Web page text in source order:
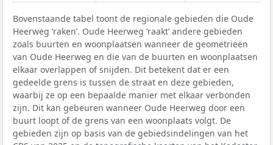
Bovenstaande tabel toont de regionale gebieden die Oude
Heerweg ‘raken’. Oude Heerweg ‘raakt’ andere gebieden
zoals buurten en woonplaatsen wanneer de geometrieën
van Oude Heerweg en die van de buurten en woonplaatsen
elkaar overlappen of snijden. Dit betekent dat er een
gedeelde grens is tussen de straat en deze gebieden,
waarbij ze op een bepaalde manier met elkaar verbonden
zijn. Dit kan gebeuren wanneer Oude Heerweg door een
buurt loopt of de grens van een woonplaats volgt. De
gebieden zijn op basis van de gebiedsindelingen van het